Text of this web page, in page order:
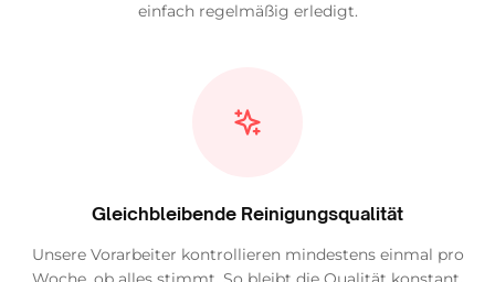
einfach regelmäßig erledigt.
Gleichbleibende Reinigungsqualität
Unsere Vorarbeiter kontrollieren mindestens einmal pro